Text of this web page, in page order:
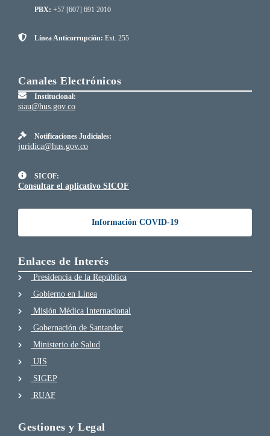
PBX: +57 [607] 691 2010
Línea Anticorrupción: Ext. 255
Canales Electrónicos
Institucional:
siau@hus.gov.co
Notificaciones Judiciales:
juridica@hus.gov.co
SICOF:
Consultar el aplicativo SICOF
Información COVID-19
Enlaces de Interés
Presidencia de la República
Gobierno en Línea
Misión Médica Internacional
Gobernación de Santander
Ministerio de Salud
UIS
SIGEP
RUAF
Gestiones y Legal